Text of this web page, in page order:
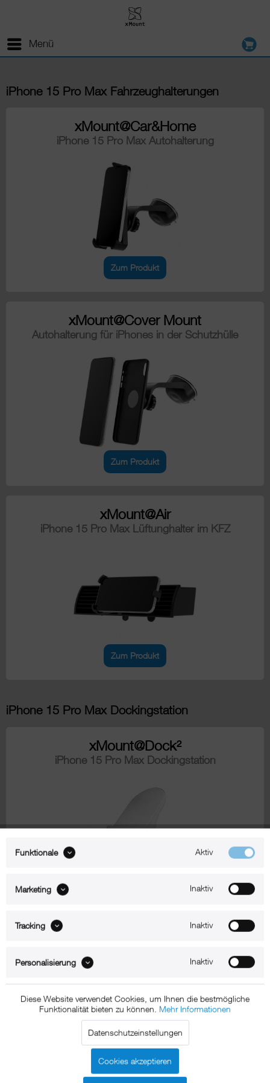
Menü
iPhone 15 Pro Max Fahrzeughalterungen
xMount@Car&Home
iPhone 15 Pro Max Autohalterung
Zum Produkt
xMount@Cover Mount
Autohalterung für iPhones in der Schutzhülle
Zum Produkt
xMount@Air
iPhone 15 Pro Max Lüftunghalter im KFZ
Zum Produkt
iPhone 15 Pro Max Dockingstation
xMount@Dock²
iPhone 15 Pro Max Dockingstation
Funktionale Aktiv
Marketing Inaktiv
Tracking Inaktiv
Personalisierung Inaktiv
Diese Website verwendet Cookies, um Ihnen die bestmögliche
Funktionalität bieten zu können. Mehr Informationen
Datenschutzeinstellungen
Cookies akzeptieren